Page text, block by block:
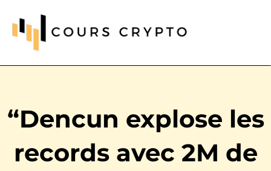
“Dencun explose les
records avec 2M de